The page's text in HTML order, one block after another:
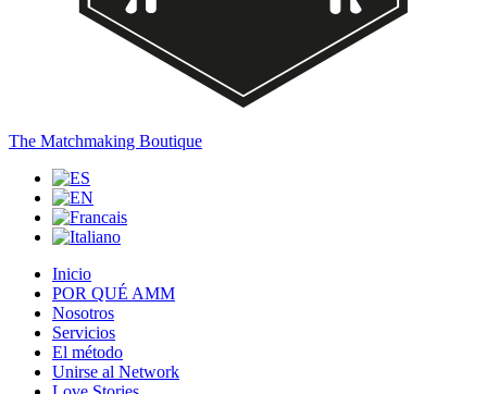
The Matchmaking Boutique
Inicio
POR QUÉ AMM
Nosotros
Servicios
El método
Unirse al Network